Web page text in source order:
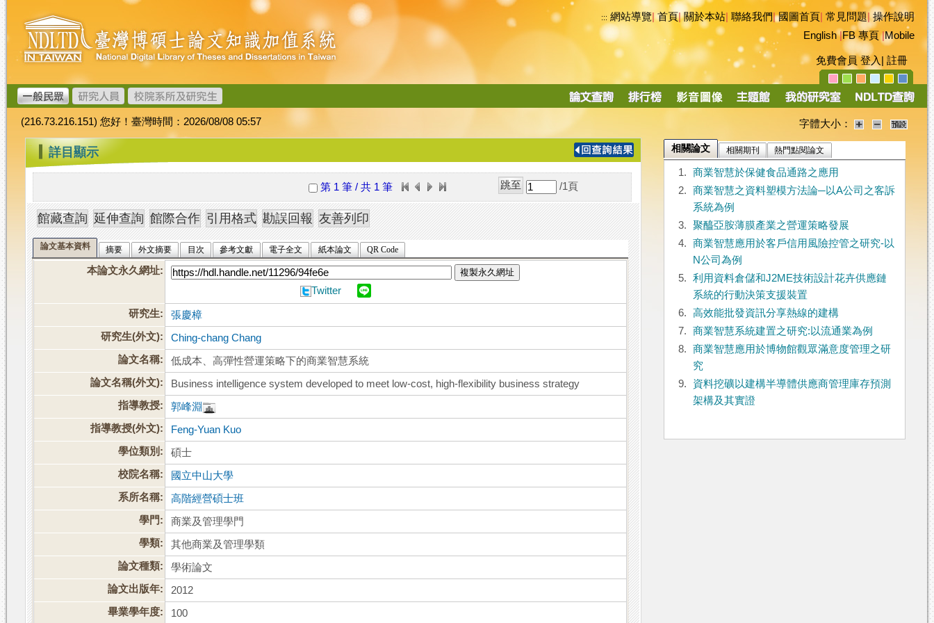
跳
到
主
要
內
容
臺
灣
博
碩
士
論
文
加
值
系
統
::: 網站導覽|首頁|關於本站 聯絡我們|國圖首頁 常見問題|操作說明
English|FB 專頁|Mobile
免費會員 登入 註冊
導
(216.73.216.151) 您好！臺灣時間：2026/08/08 05:57 字體大小：
::: 詳目顯示
第 1 筆 / 共 1 筆 /1 頁
論文基本資料 摘要 外文摘要 目次 參考文獻 電子全文 紙本論文 QR Code
本論文永久網址: 複製永久網址
Twitter
研究生:
張慶樟
研究生(外文):
Ching-chang Chang
論文名稱:
低成本、高彈性營運策略下的商業智慧系統
論文名稱(外文):
Business intelligence system developed to meet low-cost, high-flexibility business strategy
指導教授:
郭峰淵
指導教授(外文):
Feng-Yuan Kuo
學位類別:
碩士
校院名稱:
國立中山大學
系所名稱:
高階經營碩士班
學門:
商業及管理學門
學類:
其他商業及管理學類
論文種類:
學術論文
論文出版年:
2012
畢業學年度:
100
相關論文 相關期刊 熱門點閱論文
1.
商業智慧於保健食品通路之應用
2.
商業智慧之資料塑模方法論─以A公司之客訴
系統為例
3.
聚醯亞胺薄膜產業之營運策略發展
4.
商業智慧應用於客戶信用風險控管之研究-以
N公司為例
5.
利用資料倉儲和J2ME技術設計花卉供應鏈
系統的行動決策支援裝置
6.
高效能批發資訊分享熱線的建構
7.
商業智慧系統建置之研究:以流通業為例
8.
商業智慧應用於博物館觀眾滿意度管理之研
究
9.
資料挖礦以建構半導體供應商管理庫存預測
架構及其實證